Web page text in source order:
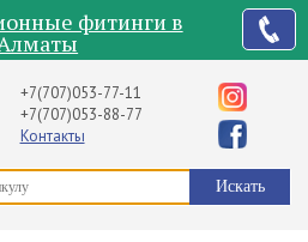
фитинги в
+7(707)053-77-11
+7(707)053-88-77
Контакты